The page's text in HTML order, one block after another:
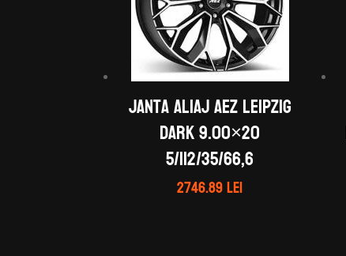
Janta aliaj AEZ Leipzig
dark 9.00×20
5/112/35/66,6
2746.89lei